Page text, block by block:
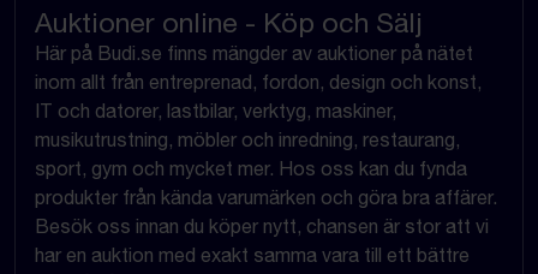
Auktioner online - Köp och Sälj
Här på Budi.se finns mängder av auktioner på nätet
inom allt från entreprenad, fordon, design och konst,
IT och datorer, lastbilar, verktyg, maskiner,
musikutrustning, möbler och inredning, restaurang,
sport, gym och mycket mer. Hos oss kan du fynda
produkter från kända varumärken och göra bra affärer.
Besök oss innan du köper nytt, chansen är stor att vi
har en auktion med exakt samma vara till ett bättre